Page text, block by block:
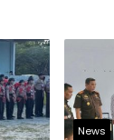
News